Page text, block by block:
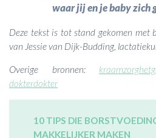
waar jij en je baby zich
Deze tekst is tot stand gekomen met
van Jessie van Dijk-Budding,
Overige bronnen:
dokterdokter
10 TIPS DIE
MAKKELIJKER MAKEN